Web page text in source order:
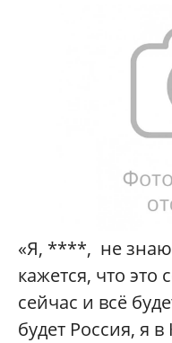
«Я, ****, не
кажется, что это
сейчас и всё
будет Россия, я в